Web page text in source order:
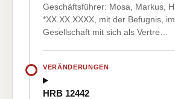
Geschäftsführer: Mosa, Markus,
*XX.XX.XXXX, mit der Befugnis,
Gesellschaft mit sich als Vertre…
VERÄNDERUNGEN
HRB 12442